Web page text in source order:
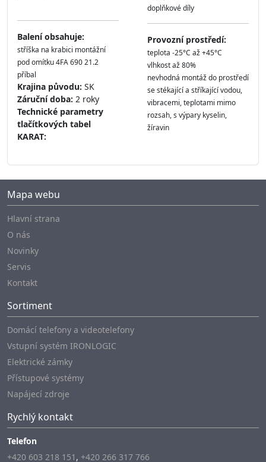
Balení obsahuje:
stříška na krabici montážní
pod omítku 4FA 690 21.2
příbal
Krajina původu: SK
Záruční doba: 2 roky
Technické parametry
tlačítkových tabel
KARAT:
doplňkové díly
Provozní prostředí:
teplota -25°C až +45°C
vlhkost až 80%
nevhodná montáž do prostředí
se stékající a stříkající vodou,
vibracemi, teplotami mimo
rozsah, s výpary kyselin,
žíravin
Mapa webu
Hlavní strana
O nás
Novinky
Servis
Kontakt
Sortiment
Domácí telefony a videotelefony
Vstupní systém IRONLOGIC
Elektrické zámky
Přístupové systémy
Napájecí zdroje
Rychlý kontakt
Telefon
+420 603 218 151 , +420 266 317 766